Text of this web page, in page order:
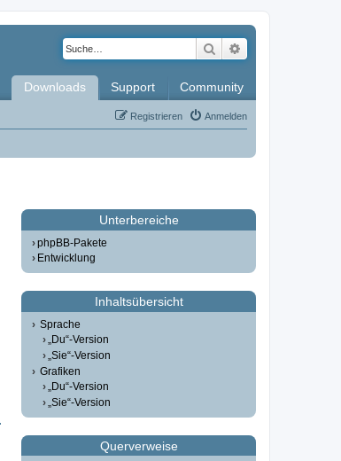
Suche
Downloads Support Community
Anmelden
Registrieren
Unterbereiche
phpBB-Pakete
Entwicklung
Inhaltsübersicht
Sprache
„Du“-Version
„Sie“-Version
Grafiken
„Du“-Version
„Sie“-Version
Querverweise